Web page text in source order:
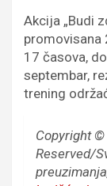
Akcija „Budi
promovisana
17 časova,
septembar,
trening
Copyright ©
Reserved/